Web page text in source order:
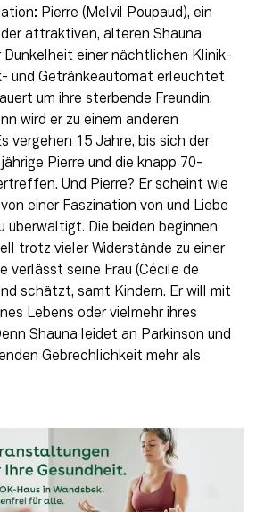
Pierre (Melvil Poupaud), ein
attraktiven, älteren Shauna
Dunkelheit einer nächtlichen Klinik-
und Getränkeautomat erleuchtet
um ihre sterbende Freundin,
wird er zu einem anderen
vergehen 15 Jahre, bis sich der
Pierre und die knapp 70-
Und Pierre? Er scheint wie
einer Faszination von und Liebe
überwältigt. Die beiden beginnen
trotz vieler Widerstände zu einer
verlässt seine Frau (Cécile de
schätzt, samt Kindern. Er will mit
Lebens oder vielmehr ihres
Shauna leidet an Parkinson und
Gebrechlichkeit mehr als